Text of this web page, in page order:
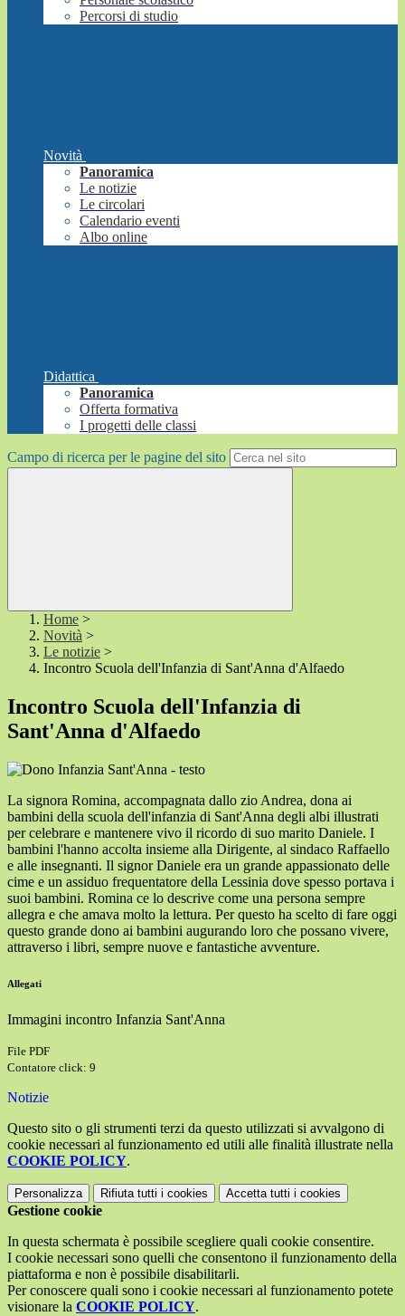
Percorsi di studio
Novità
Panoramica
Le notizie
Le circolari
Calendario eventi
Albo online
Didattica
Panoramica
Offerta formativa
I progetti delle classi
Campo di ricerca per le pagine del sito
Home >
Novità >
Le notizie >
Incontro Scuola dell'Infanzia di Sant'Anna d'Alfaedo
Incontro Scuola dell'Infanzia di
Sant'Anna d'Alfaedo
La signora Romina, accompagnata dallo zio Andrea, dona ai
bambini della scuola dell'infanzia di Sant'Anna degli albi illustrati
per celebrare e mantenere vivo il ricordo di suo marito Daniele. I
bambini l'hanno accolta insieme alla Dirigente, al sindaco Raffaello
e alle insegnanti. Il signor Daniele era un grande appassionato delle
cime e un assiduo frequentatore della Lessinia dove spesso portava i
suoi bambini. Romina ce lo descrive come una persona sempre
allegra e che amava molto la lettura. Per questo ha scelto di fare oggi
questo grande dono ai bambini augurando loro che possano vivere,
attraverso i libri, sempre nuove e fantastiche avventure.
Allegati
Immagini incontro Infanzia Sant'Anna
File PDF
Contatore click: 9
Notizie
Questo sito o gli strumenti terzi da questo utilizzati si avvalgono di
cookie necessari al funzionamento ed utili alle finalità illustrate nella
COOKIE POLICY.
Personalizza Rifiuta tutti i cookies Accetta tutti i cookies
Gestione cookie
In questa schermata è possibile scegliere quali cookie consentire.
I cookie necessari sono quelli che consentono il funzionamento della
piattaforma e non è possibile disabilitarli.
Per conoscere quali sono i cookie necessari al funzionamento potete
visionare la COOKIE POLICY.